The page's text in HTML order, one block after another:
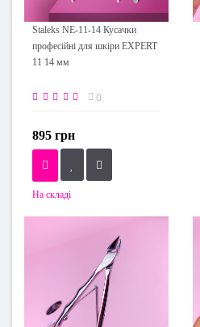
Staleks NE-11-14 Кусачки
професійні для шкіри EXPERT
11 14 мм
0
895 грн
На складі